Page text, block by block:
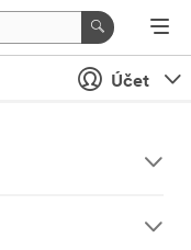
Účet